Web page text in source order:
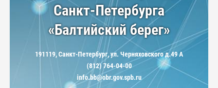
Санкт-Петербурга
«Балтийский берег»
191119, Санкт-Петербург, ул. Черняховского д.49 А
(812) 764-04-00
info.bb@obr.gov.spb.ru